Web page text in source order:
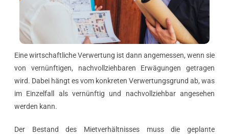
Eine wirtschaftliche Verwertung ist dann angemessen, wenn sie
von vernünftigen, nachvollziehbaren Erwägungen getragen
wird. Dabei hängt es vom konkreten Verwertungsgrund ab, was
im Einzelfall als vernünftig und nachvollziehbar angesehen
werden kann.
Der Bestand des Mietverhältnisses muss die geplante